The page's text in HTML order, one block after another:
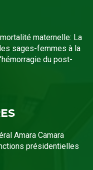
maternelle: La
sages-femmes à la
du post-
Amara Camara
présidentielles